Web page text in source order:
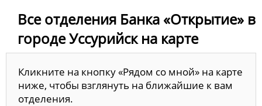
Все отделения Банка «Открытие» в
городе Уссурийск на карте
Кликните на кнопку «Рядом со мной» на карте
ниже, чтобы взглянуть на ближайшие к вам
отделения.